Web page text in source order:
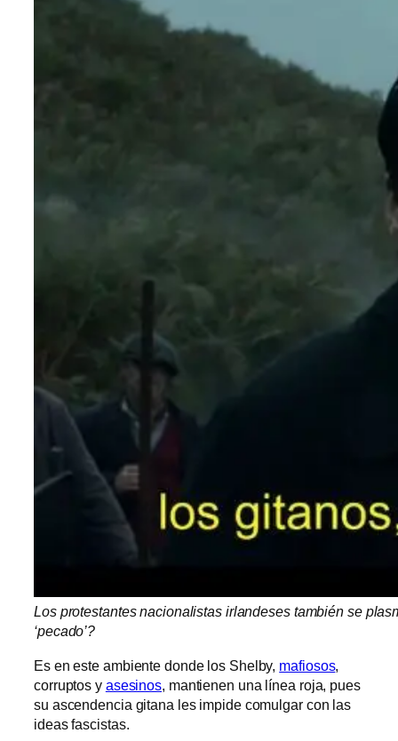
Los protestantes nacionalistas irlandeses también se
‘pecado’?
Es en este ambiente donde los Shelby, mafiosos,
corruptos y asesinos, mantienen una línea roja, pues
su ascendencia gitana les impide comulgar con las
ideas fascistas.